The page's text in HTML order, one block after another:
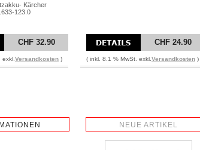
Kärcher
123.0
CHF 32.90
Versandkosten )
CHF 24.90
( inkl. 8.1 % MwSt. exkl. Versandkosten )
NEUE ARTIKEL